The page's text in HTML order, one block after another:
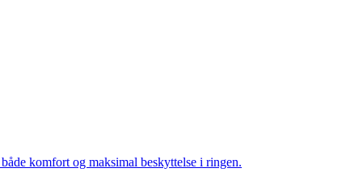
komfort og maksimal beskyttelse i ringen.